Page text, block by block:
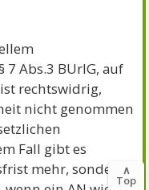
Abs.3 BUrlG, auf
rechtswidrig,
nicht genommen
Fall gibt es
mehr, sondern∧
Top